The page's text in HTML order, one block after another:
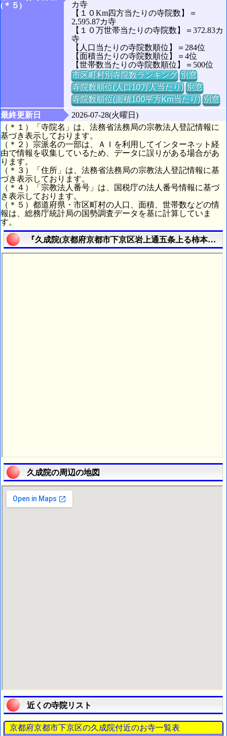
(＊５)
カ寺
【１０Km四方当たりの寺院数】＝
2,595.87カ寺
【１０万世帯当たりの寺院数】＝372.83カ
寺
【人口当たりの寺院数順位】＝284位
【面積当たりの寺院数順位】＝4位
【世帯数当たりの寺院数順位】＝500位
市区町村別寺院数ランキング 別窓
寺院数順位(人口10万人当たり) 別窓
寺院数順位(面積100平方Km当たり) 別窓
最終更新日
2026-07-28(火曜日)
（＊１）「寺院名」は、法務省法務局の宗教法人登記情報に
基づき表示しております。
（＊２）宗派名の一部は、ＡＩを利用してインターネット経
由で情報を収集しているため、データに誤りがある場合があ
ります。
（＊３）「住所」は、法務省法務局の宗教法人登記情報に基
づき表示しております。
（＊４）「宗教法人番号」は、国税庁の法人番号情報に基づ
き表示しております。
（＊５）都道府県・市区町村の人口、面積、世帯数などの情
報は、総務庁統計局の国勢調査データを基に計算していま
す。
『久成院(京都府京都市下京区岩上通五条上る柿本町
久成院の周辺の地図
近くの寺院リスト
京都府京都市下京区の久成院付近のお寺一覧表